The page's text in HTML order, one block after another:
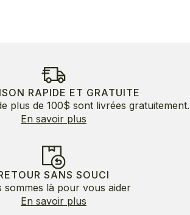
RAPIDE ET GRATUITE
plus de 100$ sont livrées gratuitement.
En savoir plus
SANS SOUCI
sommes là pour vous aider
En savoir plus